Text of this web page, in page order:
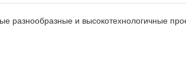
разнообразные и высокотехнологичные